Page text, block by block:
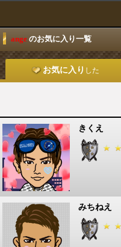
ange のお気に入り一覧
お気に入り した
きくえ
みちねえ